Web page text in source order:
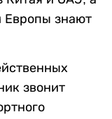
знают
звонит